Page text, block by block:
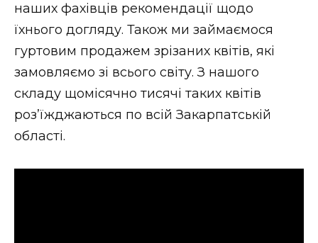
наших фахівців рекомендації щодо
їхнього догляду. Також ми займаємося
гуртовим продажем зрізаних квітів, які
замовляємо зі всього світу. З нашого
складу щомісячно тисячі таких квітів
роз’їжджаються по всій Закарпатській
області.